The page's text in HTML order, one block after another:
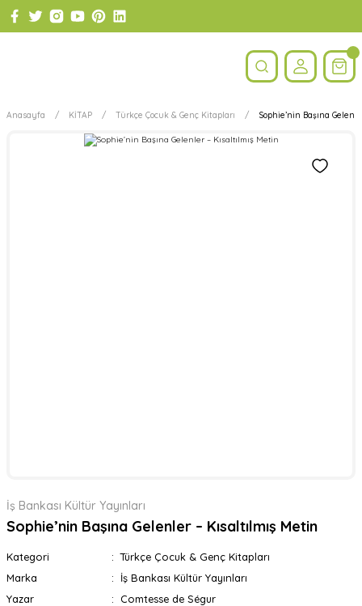
Anasayfa KİTAP Türkçe Çocuk & Genç Kitapları Sophie’nin Başına
İş Bankası Kültür Yayınları
Sophie’nin Başına Gelenler – Kısaltılmış Metin
Kategori
Türkçe Çocuk & Genç Kitapları
Marka
İş Bankası Kültür Yayınları
Yazar
Comtesse de Ségur